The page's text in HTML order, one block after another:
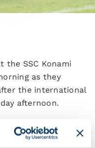
the SSC Konami
as they
the international
afternoon.